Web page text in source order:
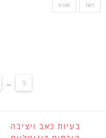
לסת סטרס
... 9
בעיות כאב ויציבה